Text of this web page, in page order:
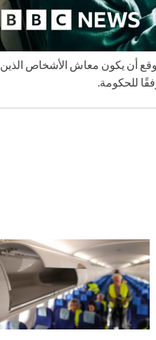
توقع أن يكون معاش الأشخاص الذين